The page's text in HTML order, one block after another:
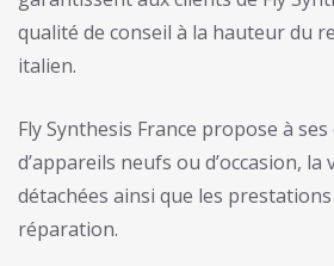
qualité de conseil à la hauteur du
italien.
Fly Synthesis France propose à
d’appareils neufs ou d’occasion, la
détachées ainsi que les
réparation.